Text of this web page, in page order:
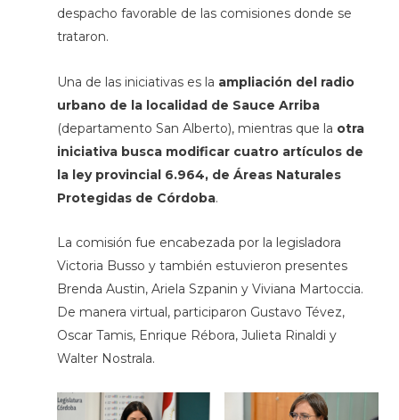
despacho favorable de las comisiones donde se
trataron.
Una de las iniciativas es la ampliación del radio
urbano de la localidad de Sauce Arriba
(departamento San Alberto), mientras que la otra
iniciativa busca modificar cuatro artículos de
la ley provincial 6.964, de Áreas Naturales
Protegidas de Córdoba.
La comisión fue encabezada por la legisladora
Victoria Busso y también estuvieron presentes
Brenda Austin, Ariela Szpanin y Viviana Martoccia.
De manera virtual, participaron Gustavo Tévez,
Oscar Tamis, Enrique Rébora, Julieta Rinaldi y
Walter Nostrala.